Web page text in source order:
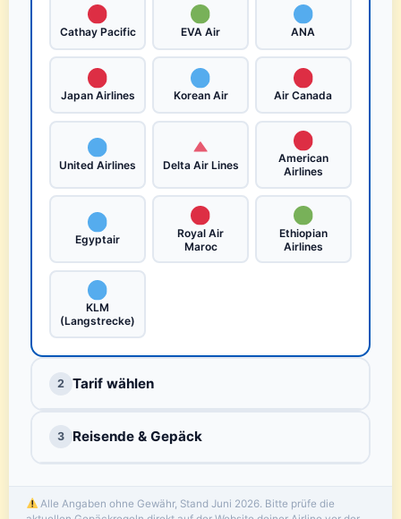
Cathay Pacific EVA Air ANA
Japan Airlines Korean Air Air Canada
United Airlines Delta Air Lines
American
Airlines
Egyptair
Royal Air
Maroc
Ethiopian
Airlines
KLM
(Langstrecke)
2 Tarif wählen
3 Reisende & Gepäck
Alle Angaben ohne Gewähr, Stand Juni 2026. Bitte prüfe die